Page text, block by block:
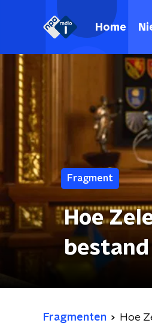
Home
Fragment
Hoe
Fragmenten Hoe